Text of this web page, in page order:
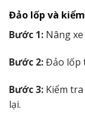
Đảo lốp và
Bước 1: Nâng
Bước 2:Đảo lốp
Bước 3: Kiểm
lại.